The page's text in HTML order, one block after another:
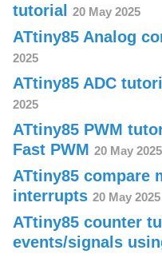
tutorial
20 May 2025
ATtiny85 Analog
2025
ATtiny85 ADC
2025
ATtiny85 PWM
Fast PWM 20 May 2025
ATtiny85 compare
interrupts 20 May 2025
ATtiny85 counter
events/signals